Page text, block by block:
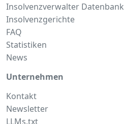
Insolvenzverwalter Datenbank
Insolvenzgerichte
FAQ
Statistiken
News
Unternehmen
Kontakt
Newsletter
LLMs.txt